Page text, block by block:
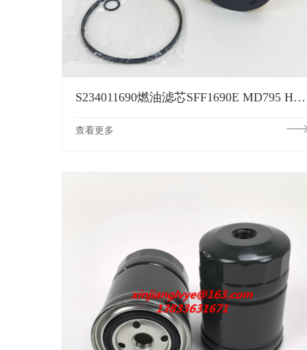
S234011690燃油滤芯SFF1690E MD795 HF662 MFT2249 P502391滤芯
查看更多